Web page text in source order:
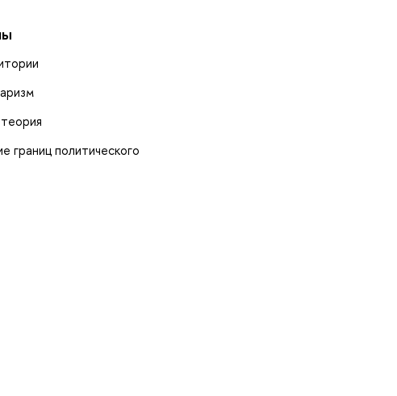
границ политического